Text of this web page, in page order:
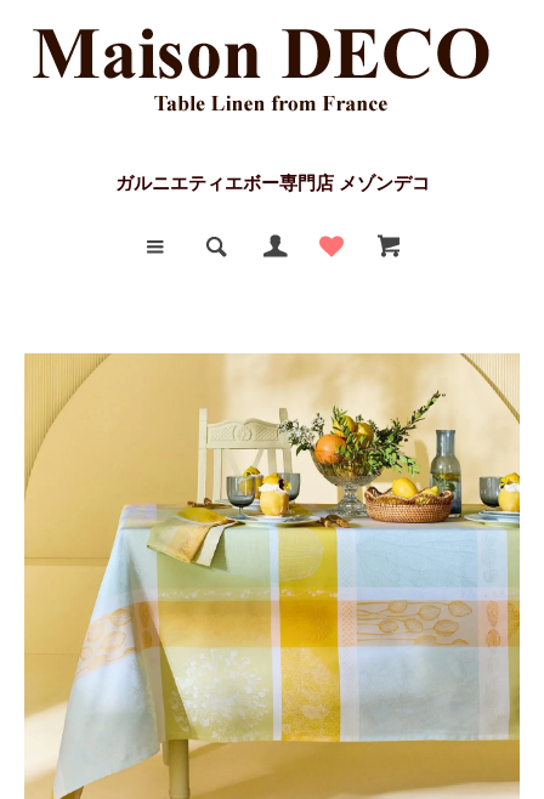
ガルニエティエボー専門店 メゾンデコ